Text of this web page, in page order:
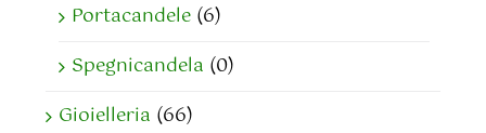
Portacandele (6)
Spegnicandela (0)
Gioielleria (66)